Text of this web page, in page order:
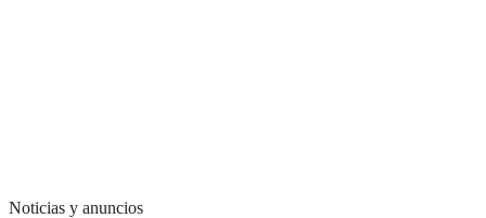
Noticias y anuncios